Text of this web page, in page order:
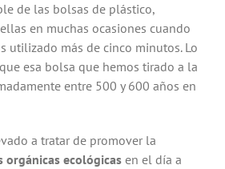
de las bolsas de plástico,
en muchas ocasiones cuando
utilizado más de cinco minutos. Lo
esa bolsa que hemos tirado a la
entre 500 y 600 años en
a tratar de promover la
orgánicas ecológicas en el día a